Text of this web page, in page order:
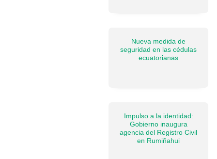
Nueva medida de
seguridad en las cédulas
ecuatorianas
Impulso a la identidad:
Gobierno inaugura
agencia del Registro Civil
en Rumiñahui